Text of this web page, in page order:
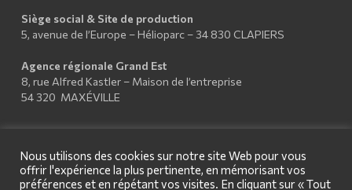
Siège social & Site de production
5, avenue de l’Europe – Hélioparc – 34 830 CLAPIERS
Agence régionale Grand Est
8, rue Alfred Kastler – Maison de l’entreprise
54 320 MAXÉVILLE
Nous utilisons des cookies sur notre site Web pour vous
offrir l'expérience la plus pertinente, en mémorisant vos
préférences et en répétant vos visites. En cliquant sur « Tout